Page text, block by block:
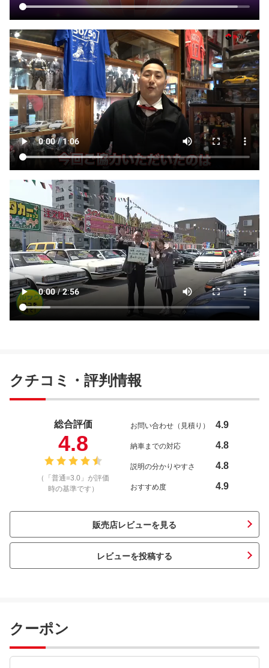
クチコミ・評判情報
総合評価
4.8
（「普通=3.0」が評価
時の基準です）
お問い合わせ（見積り） 4.9
納車までの対応 4.8
説明の分かりやすさ 4.8
おすすめ度 4.9
販売店レビューを見る
レビューを投稿する
クーポン